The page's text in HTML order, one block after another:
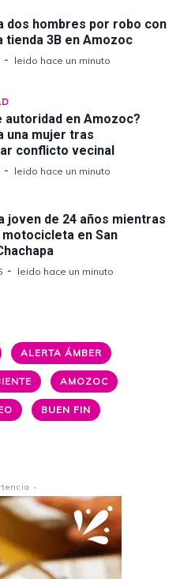
dos hombres por robo con
tienda 3B en Amozoc
leido hace un minuto
autoridad en Amozoc?
una mujer tras
conflicto vecinal
leido hace un minuto
joven de 24 años mientras
motocicleta en San
leido hace un minuto
ALERTA ÁMBER
AMOZOC
BUEN FIN
-